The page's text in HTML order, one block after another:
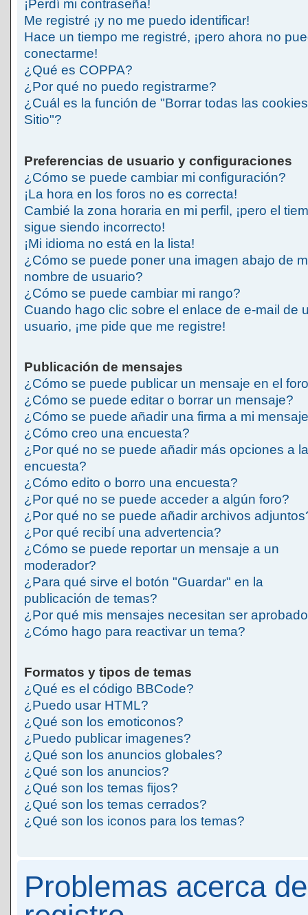
¡Perdí mi contraseña!
Me registré ¡y no me puedo identificar!
Hace un tiempo me registré, ¡pero ahora no
conectarme!
¿Qué es COPPA?
¿Por qué no puedo registrarme?
¿Cuál es la función de "Borrar todas las
Sitio"?
Preferencias de usuario y configuraciones
¿Cómo se puede cambiar mi configuración?
¡La hora en los foros no es correcta!
Cambié la zona horaria en mi perfil, ¡pero el
sigue siendo incorrecto!
¡Mi idioma no está en la lista!
¿Cómo se puede poner una imagen abajo de
nombre de usuario?
¿Cómo se puede cambiar mi rango?
Cuando hago clic sobre el enlace de e-mail de
usuario, ¡me pide que me registre!
Publicación de mensajes
¿Cómo se puede publicar un mensaje en el
¿Cómo se puede editar o borrar un mensaje?
¿Cómo se puede añadir una firma a mi
¿Cómo creo una encuesta?
¿Por qué no se puede añadir más opciones a la
encuesta?
¿Cómo edito o borro una encuesta?
¿Por qué no se puede acceder a algún foro?
¿Por qué no se puede añadir archivos
¿Por qué recibí una advertencia?
¿Cómo se puede reportar un mensaje a un
moderador?
¿Para qué sirve el botón "Guardar" en la
publicación de temas?
¿Por qué mis mensajes necesitan ser
¿Cómo hago para reactivar un tema?
Formatos y tipos de temas
¿Qué es el código BBCode?
¿Puedo usar HTML?
¿Qué son los emoticonos?
¿Puedo publicar imagenes?
¿Qué son los anuncios globales?
¿Qué son los anuncios?
¿Qué son los temas fijos?
¿Qué son los temas cerrados?
¿Qué son los iconos para los temas?
Problemas acerca